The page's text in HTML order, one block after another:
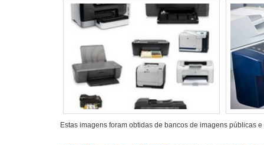
Os custos de manutenção e consumíveis
cartuchos caros, enquanto as a laser podem
A durabilidade de um modelo deve ser
compensar um preço inicial mais alto.
Garantias e suporte técnico são essenciais. A
cabeça futuras.
DESEMPENHO EM
Estas imagens foram obtidas de bancos de imagens públicas